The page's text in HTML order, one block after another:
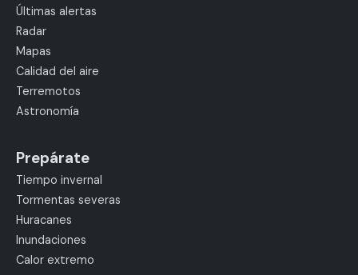
Últimas alertas
Radar
Mapas
Calidad del aire
Terremotos
Astronomía
Prepárate
Tiempo invernal
Tormentas severas
Huracanes
Inundaciones
Calor extremo